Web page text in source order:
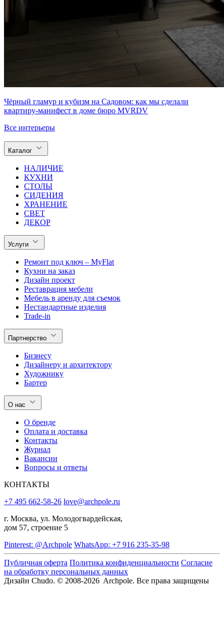
Чёрный гламур и кубизм на Садовом: как мы сделали
квартиру-манифест в доме бюро MVRDV
Все интерьеры
Каталог
НАЛИЧИЕ
КУХНИ
СТОЛЫ
СИДЕНИЯ
ХРАНЕНИЕ
СВЕТ
ДЕКОР
Услуги
Ремонт под ключ – MyFlat
Кухни на заказ
Дизайн проект
Реставрация мебели
Мебель в аренду для съемок
Нестандартные изделия
Trade-in
Партнерство
Бизнесу
Дизайнеру и архитектору
Художнику
Бартер
О нас
О бренде
Оплата и доставка
Контакты
Журнал
Вакансии
Вопросы и ответы
КОНТАКТЫ
+7 495 662-58-26 love@archpole.ru
г. Москва, ул. Молодогвардейская,
дом 57, строение 5
Pinterest: @Archpole WhatsApp: +7 916 235-35-98
Публичная оферта Политика конфиденциальности Согласие
на обработку персональных данных
Дизайн Chudo. © 2008-2026 Archpole. Все права защищены